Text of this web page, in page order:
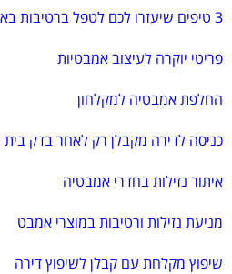
3 טיפים שיעזרו לכם לטפל ברטיבות באמבטיה
פריטי יוקרה לעיצוב אמבטיות
החלפת אמבטיה למקלחון
כניסה לדירה מקבלן רק לאחר בדק בית
איתור נזילות בחדרי אמבטיה
מניעת נזילות ורטיבות במוצרי אמבט
שיפוץ מקלחת עם קבלן לשיפוץ דירה